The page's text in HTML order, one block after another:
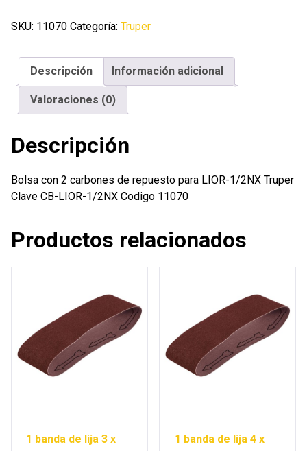
carbones
repuesto
para
LIOR-
1/2NX
cantidad
SKU: 11070 Categoría: Truper
Descripción Información adicional
Valoraciones (0)
Descripción
Bolsa con 2 carbones de repuesto para LIOR-1/2NX Truper
Clave CB-LIOR-1/2NX Codigo 11070
Productos relacionados
1 banda de lija 3 x
1 banda de lija 4 x